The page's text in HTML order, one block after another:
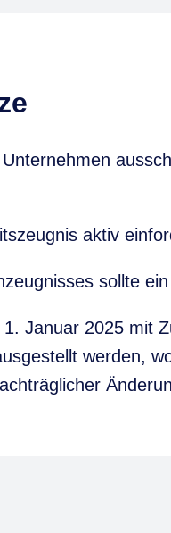
aktiv
sollte
Januar 2025 mit
werden,